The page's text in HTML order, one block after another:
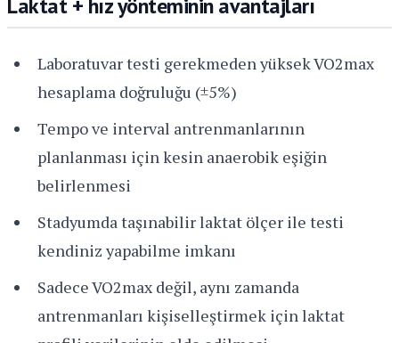
Laktat + hız yönteminin avantajları
Laboratuvar testi gerekmeden yüksek VO2max
hesaplama doğruluğu (±5%)
Tempo ve interval antrenmanlarının
planlanması için kesin anaerobik eşiğin
belirlenmesi
Stadyumda taşınabilir laktat ölçer ile testi
kendiniz yapabilme imkanı
Sadece VO2max değil, aynı zamanda
antrenmanları kişiselleştirmek için laktat